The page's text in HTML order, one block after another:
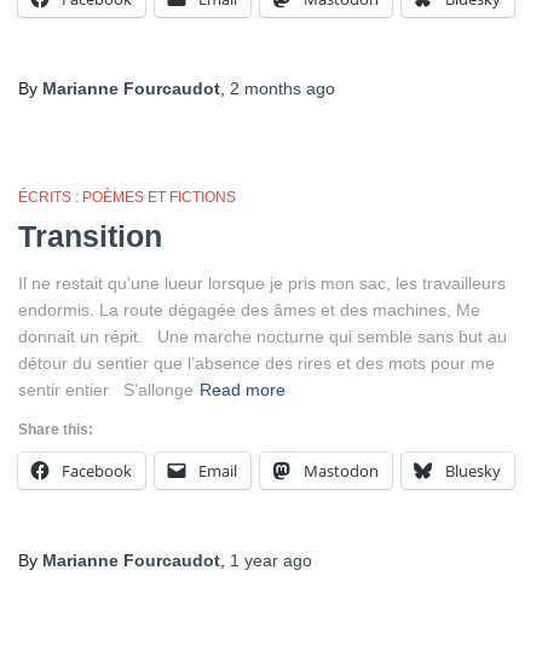
By Marianne Fourcaudot, 2 months ago
ÉCRITS : POÈMES ET FICTIONS
Transition
Il ne restait qu’une lueur lorsque je pris mon sac, les travailleurs
endormis. La route dégagée des âmes et des machines, Me
donnait un répit. Une marche nocturne qui semble sans but au
détour du sentier que l’absence des rires et des mots pour me
sentir entier S’allonge Read more
Share this:
Facebook Email Mastodon Bluesky
By Marianne Fourcaudot, 1 year ago